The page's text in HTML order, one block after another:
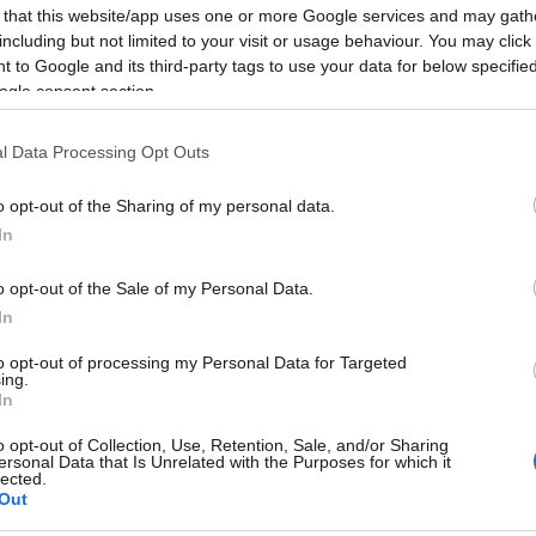
that this website/app uses one or more Google services and may
but not limited to your visit or usage behaviour. You may
to Google and its third-party tags to use your data for below
consent section.
Data Processing Opt Outs
opt-out of the Sharing of my personal data.
opt-out of the Sale of my Personal Data.
opt-out of processing my Personal Data for Targeted
opt-out of Collection, Use, Retention, Sale, and/or Sharing
Data that Is Unrelated with the Purposes for which it
4811 eller mailelin@finor.no
tilbake til Finor, eventuelt til neste låntaker.
alder fra ca 4 til 8 år. 25 par sko gjør at alle
ta kontakt med Finor og Elin.
mønsteret.